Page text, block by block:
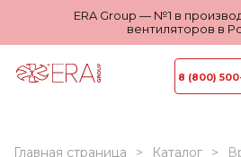
ERA Group — №1 в
вентиляторов в
8 (800)
Главная страница Каталог